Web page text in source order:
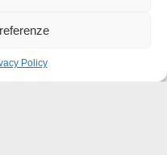
Policy